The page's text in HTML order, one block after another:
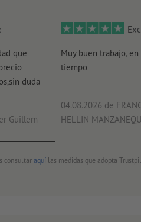
que
duda
Guillem
Muy buen trabajo,
tiempo
04.08.2026 de
HELLIN
consultar aquí las medidas que adopta